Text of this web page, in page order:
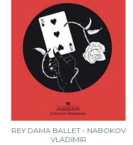
REY DAMA BALLET - NABOKOV
VLADIMIR